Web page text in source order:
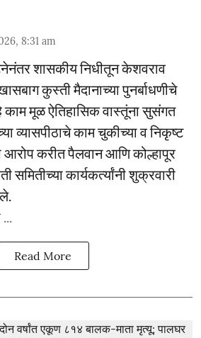
8:31 am
शासकीय निधीतून केशवराव
कुस्ती मैदानाच्या पुनर्बाधणीचे
मूळ ऐतिहासिक वास्तूंना सुसंगत
व्यासपीठाचे काम चुकीच्या व निकृष्ट
करीत पैलवान आणि कोल्हापूर
समितीच्या कार्यकर्त्यांनी शुक्रवारी
Read More